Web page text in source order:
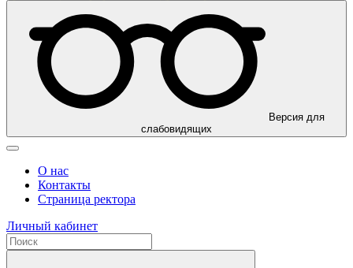
Версия для
слабовидящих
О нас
Контакты
Страница ректора
Личный кабинет